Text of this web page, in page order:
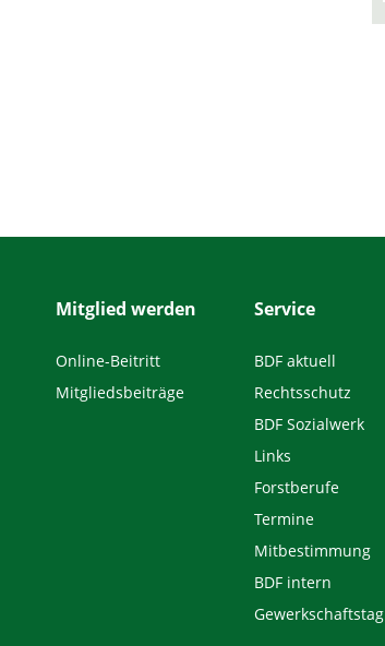
Mitglied werden
Online-Beitritt
Mitgliedsbeiträge
Service
BDF aktuell
Rechtsschutz
BDF Sozialwerk
Links
Forstberufe
Termine
Mitbestimmung
BDF intern
Gewerkschaftstag